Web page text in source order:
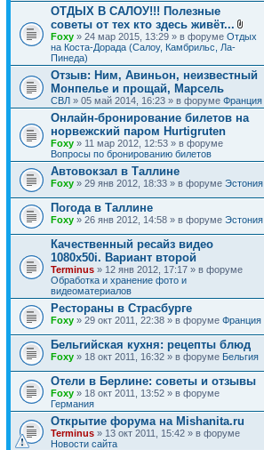
ОТДЫХ В САЛОУ!!! Полезные
советы от тех кто здесь живёт...
В
л
ж
е
и
я
Foxy » 24 мар 2015, 13:29 » в форуме Отдых
на Коста-Дорада (Салоу, Камбрильс, Ла-
Пинеда)
Отзыв: Ним, Авиньон, неизвестный
Монпелье и прощай, Марсель
СВЛ » 05 май 2014, 16:23 » в форуме Франция
Онлайн-бронирование билетов на
норвежский паром Hurtigruten
Foxy » 11 мар 2012, 12:53 » в форуме
Вопросы по бронированию билетов
Автовокзал в Таллине
Foxy » 29 янв 2012, 18:33 » в форуме Эстония
Погода в Таллине
Foxy » 26 янв 2012, 14:58 » в форуме Эстония
Качественный ресайз видео
1080x50i. Вариант второй
Terminus » 12 янв 2012, 17:17 » в форуме
Обработка и хранение фото и
видеоматериалов
Рестораны в Страсбурге
Foxy » 29 окт 2011, 22:38 » в форуме Франция
Бельгийская кухня: рецепты блюд
Foxy » 18 окт 2011, 16:32 » в форуме Бельгия
Отели в Берлине: советы и отзывы
Foxy » 18 окт 2011, 13:52 » в форуме
Германия
Открытие форума на Mishanita.ru
Terminus » 13 окт 2011, 15:42 » в форуме
Новости сайта